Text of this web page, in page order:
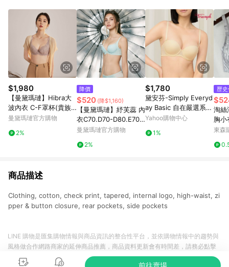
$1,980
【曼黛瑪璉】Hibra大
波內衣 C-F罩杯(貴族
棕)
曼黛瑪璉官方購物
2%
降價
$520 (降$1,160)
【曼黛瑪璉】紓芙蕊 內
衣C70.D70-D80.E70-
E85罩杯(湖水藍)
曼黛瑪璉官方購物
2%
$1,780
黛安芬-Simply Everyd
ay Basic 自在嚴選系列
魔術半罩活動肩帶內衣
Yahoo購物中心
1%
歷
淘絲
胸小
大碼
東森
商品描述
Clothing, cotton, check print, tapered, internal logo, high-waist, zi
pper & button closure, rear pockets, side pockets
前往賣場
LINE 購物是匯集購物情報與商品資訊的整合性平台，並依購物情報中的趨勢與
風格做合作網路商家的延伸商品推薦，商品資料更新會有時間差，請務必點擊
商品至各合作網路商家，確認現售價與購物條件，一切資訊以合作廠商網頁為